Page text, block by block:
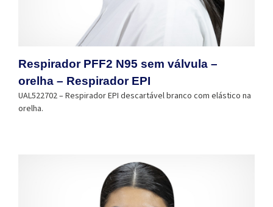
Respirador PFF2 N95 sem válvula –
orelha – Respirador EPI
UAL522702 – Respirador EPI descartável branco com elástico na
orelha.